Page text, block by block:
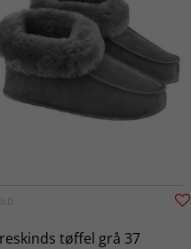
tøffel grå 37